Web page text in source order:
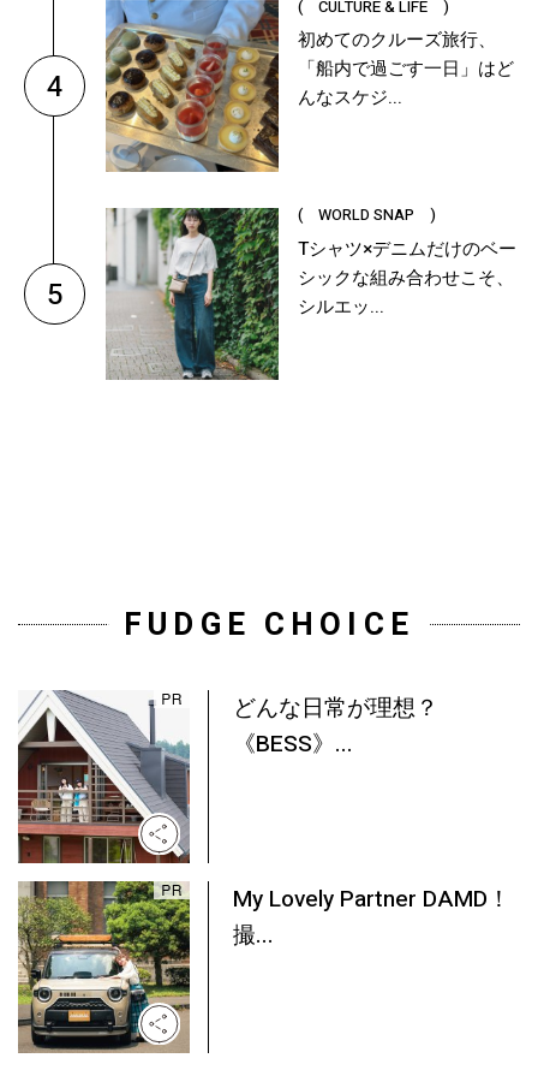
4
( CULTURE & LIFE )
初めてのクルーズ旅行、
「船内で過ごす一日」はど
んなスケジ...
5
( WORLD SNAP )
Tシャツ×デニムだけのベー
シックな組み合わせこそ、
シルエッ...
FUDGE CHOICE
どんな日常が理想？
《BESS》...
My Lovely Partner DAMD！
撮...